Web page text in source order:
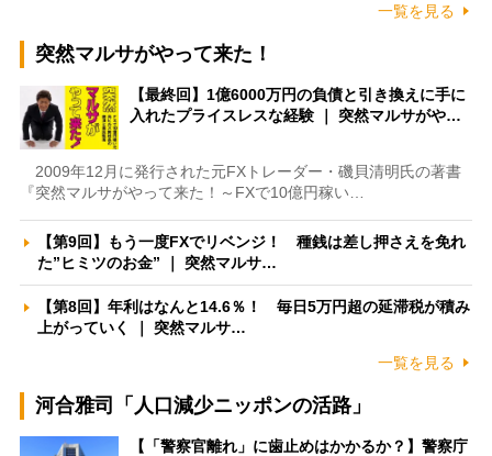
一覧を見る
突然マルサがやって来た！
【最終回】1億6000万円の負債と引き換えに手に
入れたプライスレスな経験 ｜ 突然マルサがや…
2009年12月に発行された元FXトレーダー・磯貝清明氏の著書
『突然マルサがやって来た！～FXで10億円稼い…
【第9回】もう一度FXでリベンジ！ 種銭は差し押さえを免れ
た”ヒミツのお金” ｜ 突然マルサ…
【第8回】年利はなんと14.6％！ 毎日5万円超の延滞税が積み
上がっていく ｜ 突然マルサ…
一覧を見る
河合雅司「人口減少ニッポンの活路」
【「警察官離れ」に歯止めはかかるか？】警察庁